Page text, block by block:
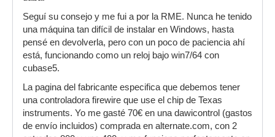
Seguí su consejo y me fui a por la RME. Nunca he tenido
una máquina tan difícil de instalar en Windows, hasta
pensé en devolverla, pero con un poco de paciencia ahí
está, funcionando como un reloj bajo win7/64 con
cubase5.
La pagina del fabricante especifica que debemos tener
una controladora firewire que use el chip de Texas
instruments. Yo me gasté 70€ en una dawicontrol (gastos
de envío incluidos) comprada en alternate.com, con 2